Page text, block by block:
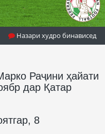
Назари худро бинависед
Раҷини ҳайати
дар Қатар
8